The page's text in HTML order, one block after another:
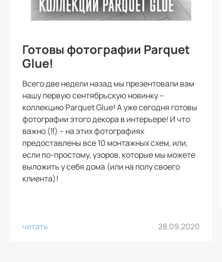
Готовы фотографии Parquet
Glue!
Всего две недели назад мы презентовали вам
нашу первую сентябрьскую новинку –
коллекцию Parquet Glue! А уже сегодня готовы
фотографии этого декора в интерьере! И что
важно (‼️) – на этих фотографиях
предоставлены все 10 монтажных схем, или,
если по-простому, узоров, которые мы можете
выложить у себя дома (или на полу своего
клиента)!
читать 28.09.2020